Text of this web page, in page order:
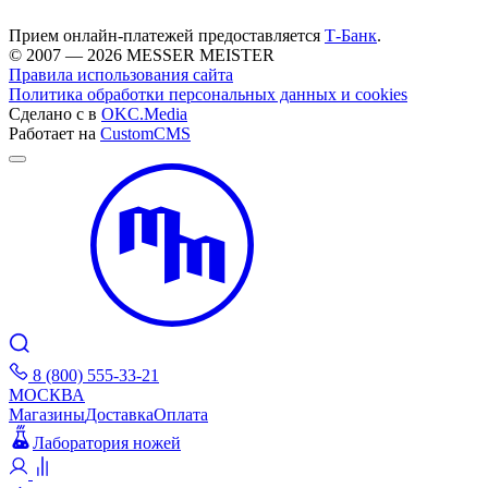
Messer Meister
Наши магазиныФото магазинов
ножейТесты ножей
Для покупателей
Доставка ОплатаДисконтные
ГарантииВозврат и обмен
MESSER MEISTER в социальных сетях
Принимаем к оплате
Прием онлайн-платежей предоставляется
© 2007 — 2026 MESSER MEISTER
Правила использования сайта
Политика обработки персональных данных и cookies
Сделано свOKC.Media
Работает на